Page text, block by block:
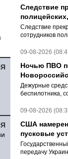
Следствие
Следствие
сотрудников
09-08-2026
Ночью ПВО
Дежурные
беспилотника,
09-08-2026
США
пусковые
передачу